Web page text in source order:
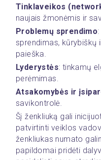
Tinklaveikos
naujais žmonėmis ir
Problemų sprendimo
sprendimas, kūrybiškų
paieška.
Lyderystės: tinkamų
perėmimas.
Atsakomybės ir
savikontrolė.
Šį ženkliuką gali
patvirtinti veiklos
ženkliukas numato
papildomai pridėti